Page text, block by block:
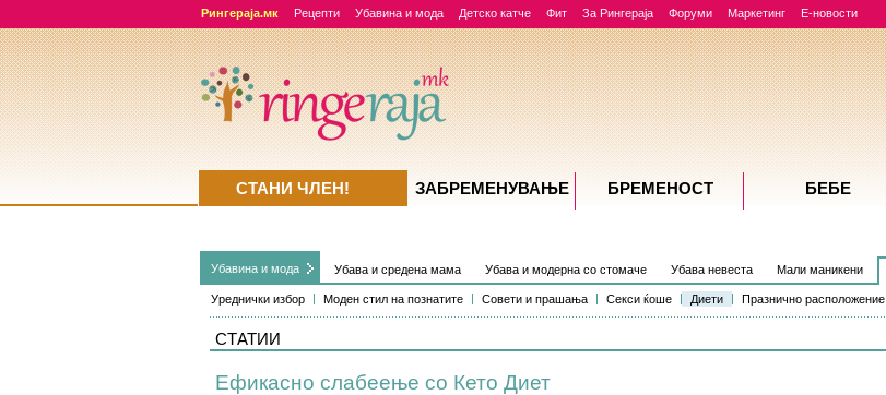
Рингераја.мк Рецепти Убавина и мода Детско катче Фит За Рингераја Форуми Маркетинг Е-новости
Убавина и мода Убава и средена мама Убава и модерна со стомаче Убава невеста Мали маникени
Уреднички избор Моден стил на познатите Совети и прашања Секси ќоше Диети Празнично расположение
СТАТИИ
Ефикасно слабеење со Кето Диет
СТАНИ ЧЛЕН! ЗАБРЕМЕНУВАЊE БРЕМЕНОСТ БЕБЕ